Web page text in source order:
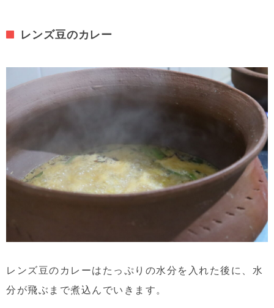
レンズ豆のカレー
レンズ豆のカレーはたっぷりの水分を入れた後に、水
分が飛ぶまで煮込んでいきます。